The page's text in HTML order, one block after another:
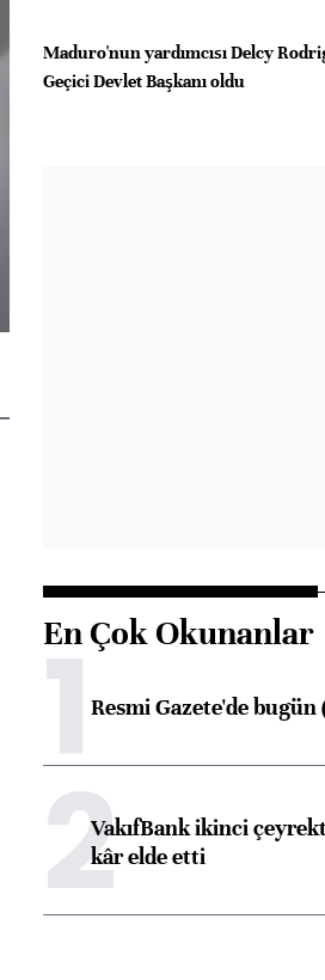
Maduro'nun yardımcısı Delcy
Geçici Devlet Başkanı oldu
En Çok Okunanlar
1Resmi Gazete'de
2VakıfBank ikinci
kâr elde etti